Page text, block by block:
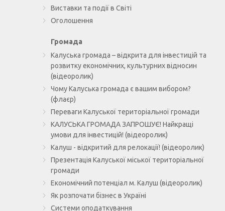
Виставки та події в Світі
Оголошення
Громада
Калуська громада – відкрита для інвестицій та
розвитку економічних, культурних відносин
(відеоролик)
Чому Калуська громада є вашим вибором?
(флаєр)
Переваги Калуської територіальної громади
КАЛУСЬКА ГРОМАДА ЗАПРОШУЄ! Найкращі
умови для інвестицій! (відеоролик)
Калуш - відкритий для релокації! (відеоролик)
Презентація Калуської міської територіальної
громади
Економічний потенціал м. Калуш (відеоролик)
Як розпочати бізнес в Україні
Системи оподаткування